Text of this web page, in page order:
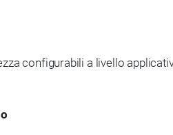
configurabili a livello